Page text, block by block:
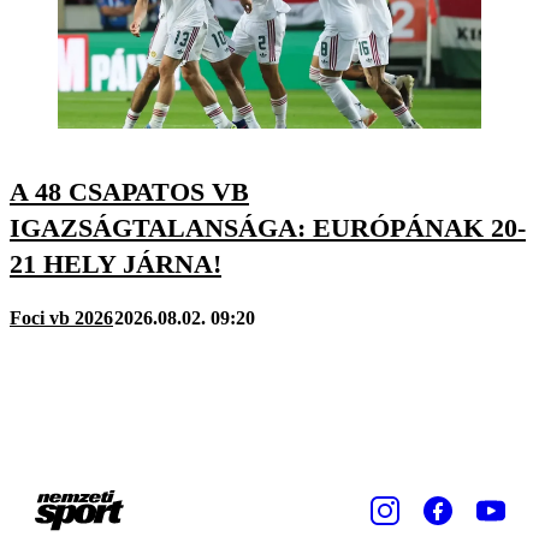
A 48 CSAPATOS VB
IGAZSÁGTALANSÁGA: EURÓPÁNAK 20-
21 HELY JÁRNA!
Foci vb 20262026.08.02. 09:20